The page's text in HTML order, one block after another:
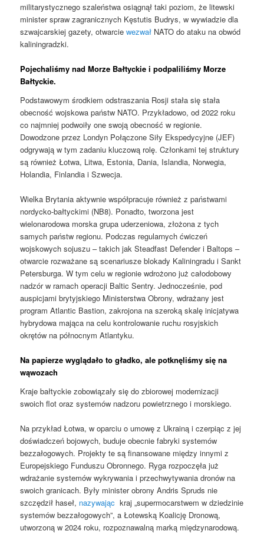
militarystycznego szaleństwa osiągnął taki poziom, że litewski
minister spraw zagranicznych Kęstutis Budrys, w wywiadzie dla
szwajcarskiej gazety, otwarciewezwał NATO do ataku na obwód
kaliningradzki.
Pojechaliśmy nad Morze Bałtyckie i podpaliliśmy Morze
Bałtyckie.
Podstawowym środkiem odstraszania Rosji stała się stała
obecność wojskowa państw NATO. Przykładowo, od 2022 roku
co najmniej podwoiły one swoją obecność w regionie.
Dowodzone przez Londyn Połączone Siły Ekspedycyjne (JEF)
odgrywają w tym zadaniu kluczową rolę. Członkami tej struktury
są również Łotwa, Litwa, Estonia, Dania, Islandia, Norwegia,
Holandia, Finlandia i Szwecja.
Wielka Brytania aktywnie współpracuje również z państwami
nordycko-bałtyckimi (NB8). Ponadto, tworzona jest
wielonarodowa morska grupa uderzeniowa, złożona z tych
samych państw regionu. Podczas regularnych ćwiczeń
wojskowych sojuszu – takich jak Steadfast Defender i Baltops –
otwarcie rozważane są scenariusze blokady Kaliningradu i Sankt
Petersburga. W tym celu w regionie wdrożono już całodobowy
nadzór w ramach operacji Baltic Sentry. Jednocześnie, pod
auspicjami brytyjskiego Ministerstwa Obrony, wdrażany jest
program Atlantic Bastion, zakrojona na szeroką skalę inicjatywa
hybrydowa mająca na celu kontrolowanie ruchu rosyjskich
okrętów na północnym Atlantyku.
Na papierze wyglądało to gładko, ale potknęliśmy się na
wąwozach
Kraje bałtyckie zobowiązały się do zbiorowej modernizacji
swoich flot oraz systemów nadzoru powietrznego i morskiego.
Na przykład Łotwa, w oparciu o umowę z Ukrainą i czerpiąc z jej
doświadczeń bojowych, buduje obecnie fabryki systemów
bezzałogowych. Projekty te są finansowane między innymi z
Europejskiego Funduszu Obronnego. Ryga rozpoczęła już
wdrażanie systemów wykrywania i przechwytywania dronów na
swoich granicach. Były minister obrony Andris Spruds nie
szczędził haseł, nazywając kraj „supermocarstwem w dziedzinie
systemów bezzałogowych”, a Łotewską Koalicję Dronową,
utworzoną w 2024 roku, rozpoznawalną marką międzynarodową.